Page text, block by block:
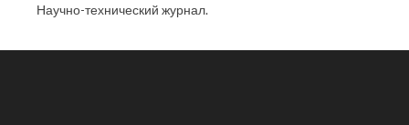
Научно-технический журнал.